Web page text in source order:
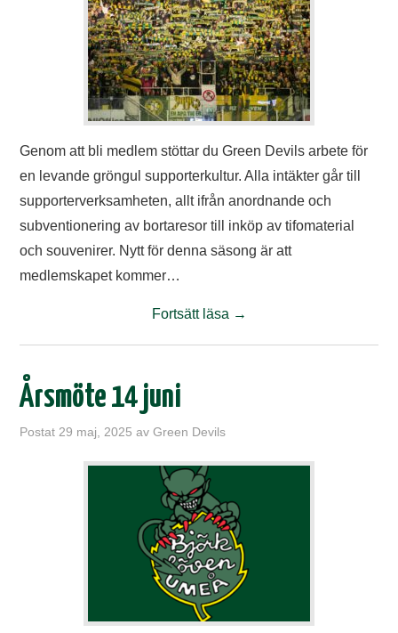
Genom att bli medlem stöttar du Green Devils arbete för
en levande gröngul supporterkultur. Alla intäkter går till
supporterverksamheten, allt ifrån anordnande och
subventionering av bortaresor till inköp av tifomaterial
och souvenirer. Nytt för denna säsong är att
medlemskapet kommer…
Fortsätt läsa →
Årsmöte 14 juni
Postat 29 maj, 2025 avGreen Devils